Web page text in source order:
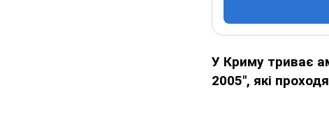
У Криму триває
2005", які